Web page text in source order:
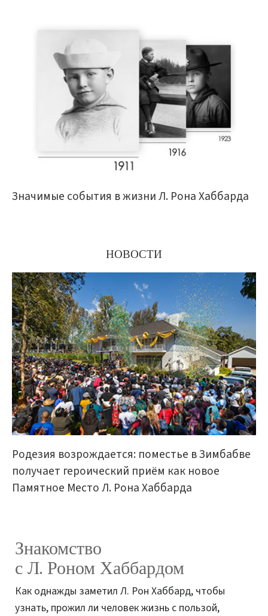
Значимые события в жизни Л. Рона Хаббарда
НОВОСТИ
Родезия возрождается: поместье в Зимбабве
получает героический приём как новое
Памятное Место Л. Рона Хаббарда
Знакомство
с Л. Роном Хаббардом
Как однажды заметил Л. Рон Хаббард, чтобы
узнать, прожил ли человек жизнь с пользой,